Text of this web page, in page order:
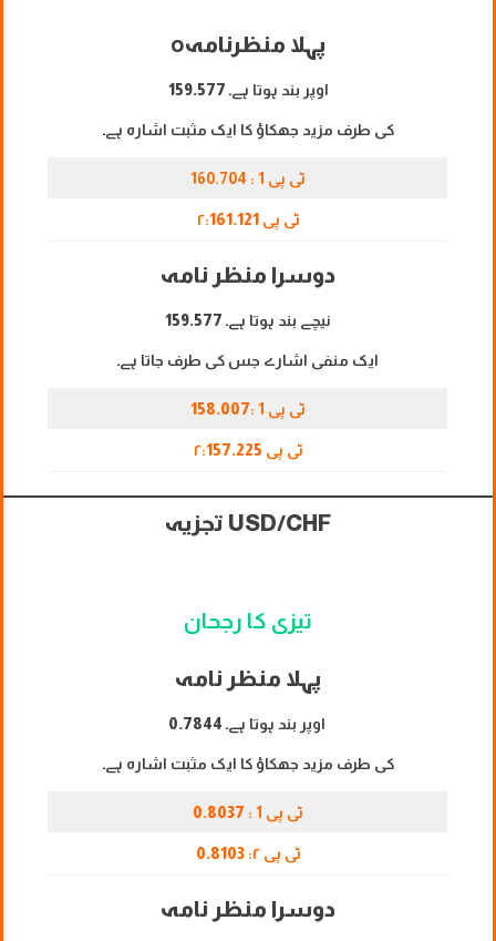
پہلا منظرنامہo
اوپر بند ہوتا ہے۔ 159.577
کی طرف مزید جھکاؤ کا ایک مثبت اشارہ ہے۔
ٹی پی 1 : 160.704
ٹی پی ۲: 161.121
دوسرا منظر نامہ
نیچے بند ہوتا ہے۔ 159.577
ایک منفی اشارے جس کی طرف جاتا ہے۔
ٹی پی 1 : 158.007
ٹی پی ۲: 157.225
USD/CHF تجزیہ
تیزی کا رجحان
پہلا منظر نامہ
اوپر بند ہوتا ہے۔ 0.7844
کی طرف مزید جھکاؤ کا ایک مثبت اشارہ ہے۔
ٹی پی 1 : 0.8037
ٹی پی ۲: 0.8103
دوسرا منظر نامہ